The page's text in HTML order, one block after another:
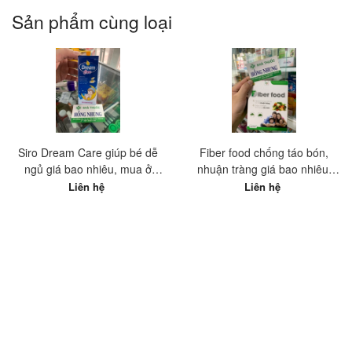
Sản phẩm cùng loại
Siro Dream Care giúp bé dễ
ngủ giá bao nhiêu, mua ở
đâu?
Liên hệ
Fiber food chống táo bón,
nhuận tràng giá bao nhiêu,
mua ở đâu tốt nhất?
Liên hệ